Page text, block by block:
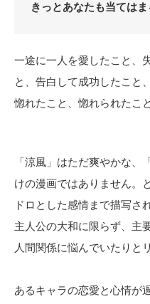
きっとあなたも当てはま
一途に一人を愛したこと、
と、告白して成功したこと
惚れたこと、惚れられたこと
「涼風」はただ爽やかな
けの漫画ではありません。
ドロとした感情まで描写さ
主人公の大和に限らず、主
人間関係に悩んでいたりと
あるキャラの恋愛と心情が